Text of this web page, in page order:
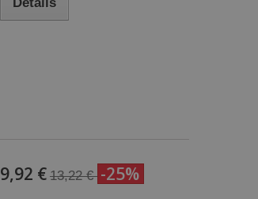
9,92 € 13,22 € -25%